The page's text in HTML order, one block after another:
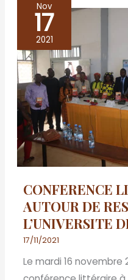
Nov
17
2021
CONFERENCE
AUTOUR DE
L’UNIVERSITE
17/11/2021
Le mardi 16 novembre
CONFERENCE
LITTERAIRE
AUTOUR
DE
RESTE
AVEC
MOI
A
L’UNIVERSITE
YAOUNDE
I